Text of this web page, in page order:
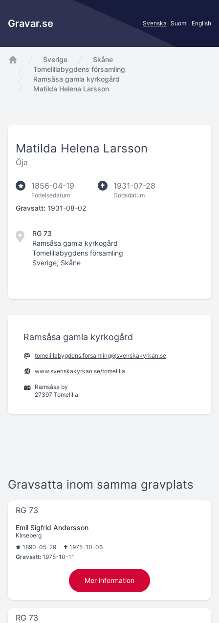
Gravar.se Svenska Suomi English
app.Start
Sverige
Skåne
Tomelillabygdens församling
Ramsåsa gamla kyrkogård
Matilda Helena Larsson
Matilda Helena Larsson
Öja
1856-04-19
Födelsedatum
1931-07-28
Dödsdatum
Gravsatt: 1931-08-02
RG 73
Ramsåsa gamla kyrkogård
Tomelillabygdens församling
Sverige, Skåne
Ramsåsa gamla kyrkogård
tomelillabygdens.forsamling@svenskakyrkan.se
www.svenskakyrkan.se/tomelilla
Ramsåsa by
27397 Tomelilla
Gravsatta inom samma gravplats
RG 73
Emil Sigfrid Andersson
Kirseberg
1890-05-29
1975-10-06
Gravsatt: 1975-10-11
Mer information
RG 73